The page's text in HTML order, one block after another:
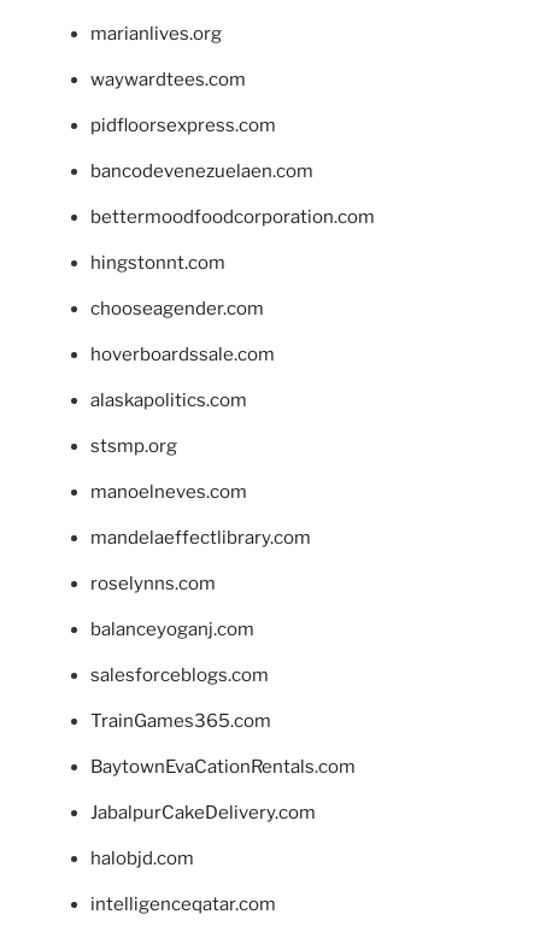
marianlives.org
waywardtees.com
pidfloorsexpress.com
bancodevenezuelaen.com
bettermoodfoodcorporation.com
hingstonnt.com
chooseagender.com
hoverboardssale.com
alaskapolitics.com
stsmp.org
manoelneves.com
mandelaeffectlibrary.com
roselynns.com
balanceyoganj.com
salesforceblogs.com
TrainGames365.com
BaytownEvaCationRentals.com
JabalpurCakeDelivery.com
halobjd.com
intelligenceqatar.com